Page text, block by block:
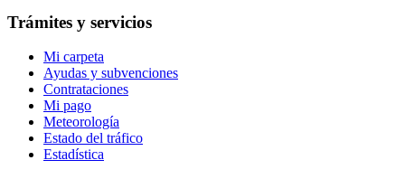
Trámites y servicios
Mi carpeta
Ayudas y subvenciones
Contrataciones
Mi pago
Meteorología
Estado del tráfico
Estadística